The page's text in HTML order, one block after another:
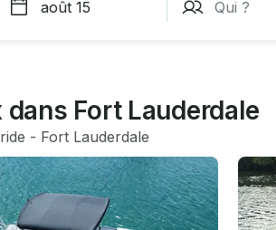
Fort Lauderdale
- Fort Lauderdale